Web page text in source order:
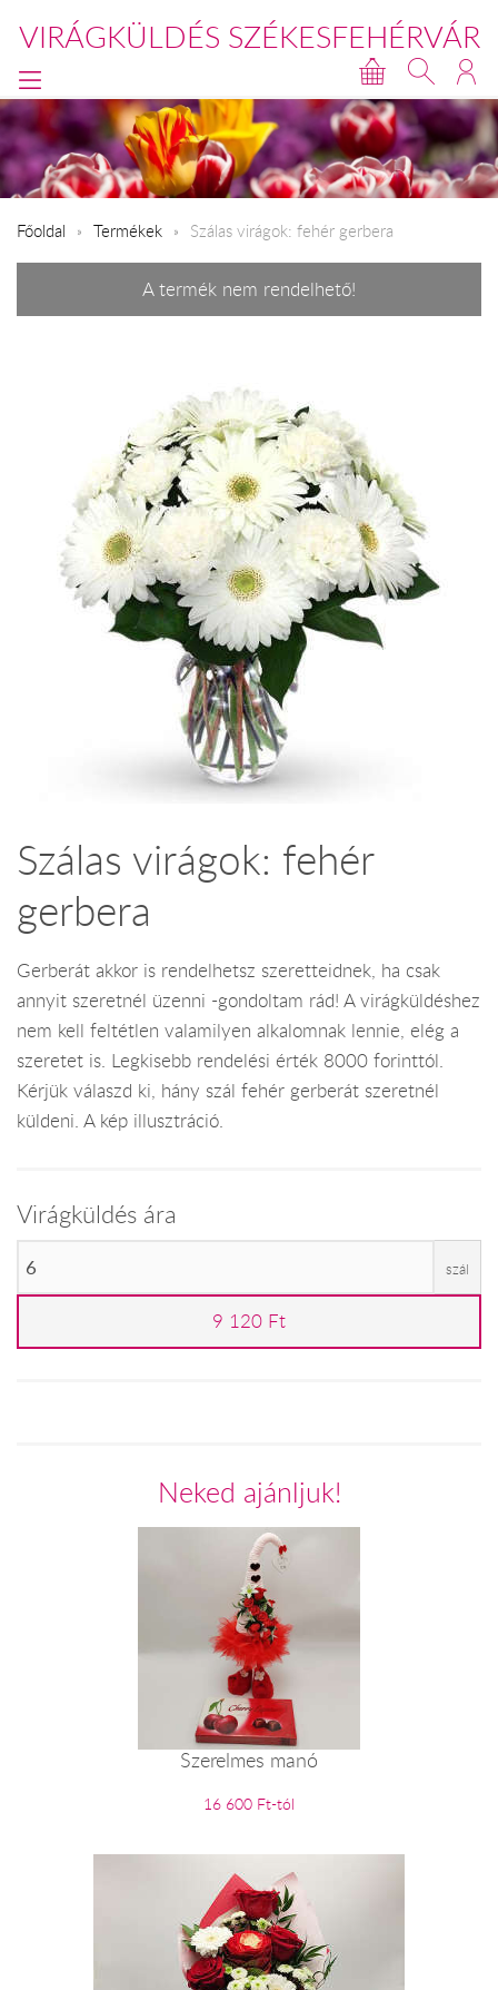
VIRÁGKÜLDÉS SZÉKESFEHÉRVÁR
Főoldal Termékek Szálas virágok: fehér gerbera
A termék nem rendelhető!
Szálas virágok: fehér
gerbera
Gerberát akkor is rendelhetsz szeretteidnek, ha csak
annyit szeretnél üzenni -gondoltam rád! A virágküldéshez
nem kell feltétlen valamilyen alkalomnak lennie, elég a
szeretet is. Legkisebb rendelési érték 8000 forinttól.
Kérjük válaszd ki, hány szál fehér gerberát szeretnél
küldeni. A kép illusztráció.
Virágküldés ára
szál
9 120 Ft
Neked ajánljuk!
Szerelmes manó
16 600 Ft-tól